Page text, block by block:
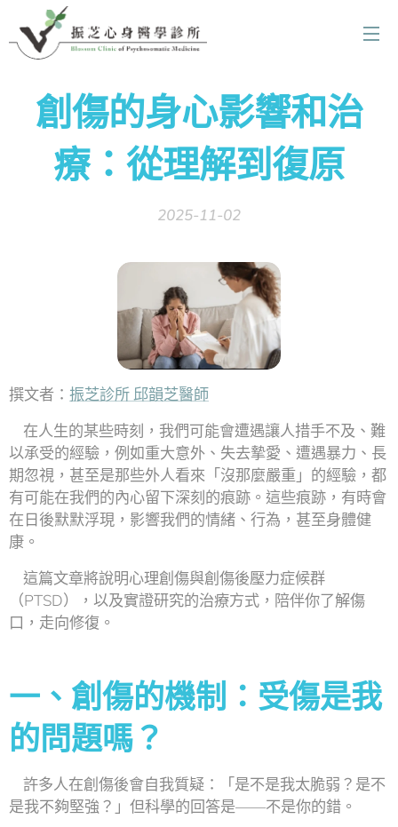
創傷的身心影響和治
療：從理解到復原
2025-11-02
撰文者： 振芝診所 邱韻芝醫師
在人生的某些時刻，我們可能會遭遇讓人措手不及、難
以承受的經驗，例如重大意外、失去摯愛、遭遇暴力、長
期忽視，甚至是那些外人看來「沒那麼嚴重」的經驗，都
有可能在我們的內心留下深刻的痕跡。這些痕跡，有時會
在日後默默浮現，影響我們的情緒、行為，甚至身體健
康。
這篇文章將說明心理創傷與創傷後壓力症候群
（PTSD），以及實證研究的治療方式，陪伴你了解傷
口，走向修復。
一、創傷的機制：受傷是我
的問題嗎？
許多人在創傷後會自我質疑：「是不是我太脆弱？是不
是我不夠堅強？」但科學的回答是——不是你的錯。